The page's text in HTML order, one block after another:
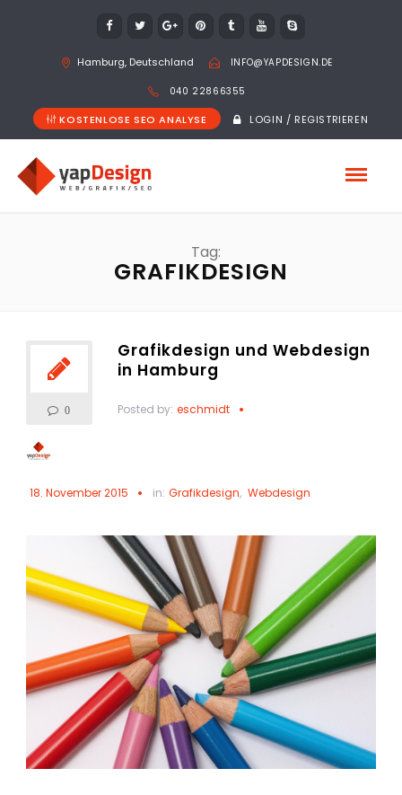
Hamburg, Deutschland INFO@YAPDESIGN.DE
040 22866355
KOSTENLOSE SEO ANALYSE LOGIN / REGISTRIEREN
Tag:
GRAFIKDESIGN
0
Grafikdesign und Webdesign
in Hamburg
Posted by: eschmidt
18. November 2015 in: Grafikdesign, Webdesign